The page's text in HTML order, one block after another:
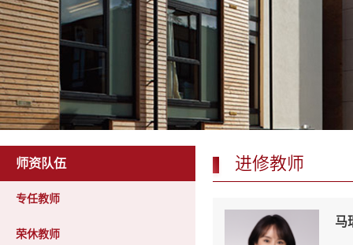
师资队伍
专任教师
荣休教师
进修教师
马